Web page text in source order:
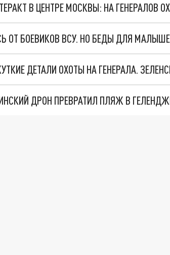
В ЦЕНТРЕ МОСКВЫ: НА ГЕНЕРАЛОВ
ОТ БОЕВИКОВ ВСУ. НО БЕДЫ ДЛЯ
ДРОН ПРЕВРАТИЛ ПЛЯЖ В